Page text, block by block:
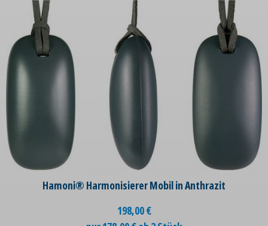
Hamoni® Harmonisierer Mobil in Anthrazit
198,00€